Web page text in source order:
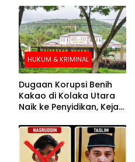
HUKUM & KRIMINAL
Dugaan Korupsi Benih
Kakao di Kolaka Utara
Naik ke Penyidikan, Kejari